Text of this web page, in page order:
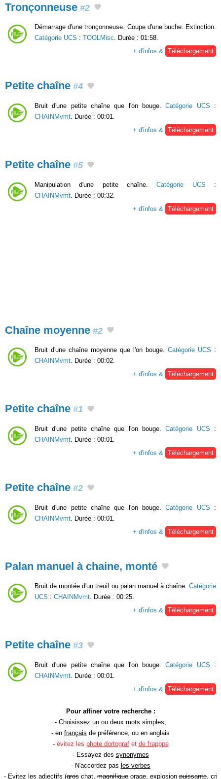
Tronçonneuse #2
Démarrage d'une tronçonneuse. Coupe d'une buche. Extinction.
Catégorie UCS : TOOLMisc. Durée : 01:58.
+ d'infos & Téléchargement
Petite chaîne #4
Bruit d'une petite chaîne que l'on bouge.Catégorie UCS :
CHAINMvmt . Durée : 00:01.
+ d'infos &
Téléchargement
Petite chaîne #5
Manipulation d'une petite chaîne.Catégorie UCS :
CHAINMvmt . Durée : 00:32.
+ d'infos &
Téléchargement
Chaîne moyenne #2
Bruit d'une chaîne moyenne que l'on bouge. Catégorie UCS :
CHAINMvmt. Durée : 00:02.
+ d'infos & Téléchargement
Petite chaîne #1
Bruit d'une petite chaîne que l'on bouge.Catégorie UCS :
CHAINMvmt . Durée : 00:01.
+ d'infos &
Téléchargement
Petite chaîne #2
Bruit d'une petite chaîne que l'on bouge.Catégorie UCS :
CHAINMvmt . Durée : 00:01.
+ d'infos &
Téléchargement
Palan manuel à chaine, monté
Bruit de montée d'un treuil ou palan manuel à chaîne. Catégorie
UCS : CHAINMvmt. Durée : 00:25.
+ d'infos & Téléchargement
Petite chaîne #3
Bruit d'une petite chaîne que l'on bouge.Catégorie UCS :
CHAINMvmt . Durée : 00:01.
+ d'infos &
Téléchargement
Pour affiner votre recherche :
- Choisissez un ou deux mots simples
- en français de préférence, ou en anglais
- évitez les phote dortografet de frapppe
- Essayez des synonymes
- N'accordez pas les verbes
- Evitez les adjectifs (groschat,magnifiqueorage, explosionpuissante, cri